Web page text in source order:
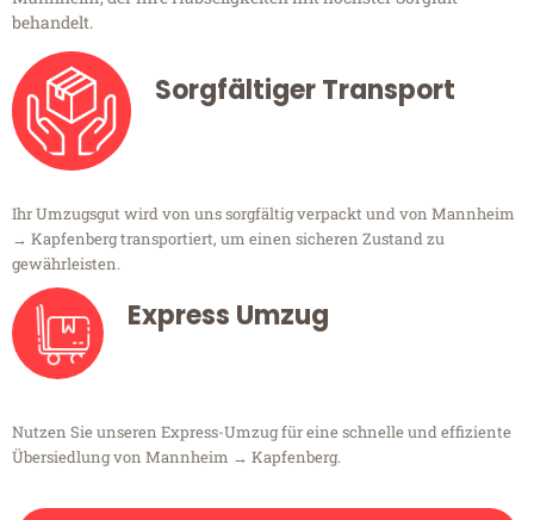
behandelt.
Sorgfältiger Transport
Ihr Umzugsgut wird von uns sorgfältig verpackt und von Mannheim
→ Kapfenberg transportiert, um einen sicheren Zustand zu
gewährleisten.
Express Umzug
Nutzen Sie unseren Express-Umzug für eine schnelle und effiziente
Übersiedlung von Mannheim → Kapfenberg.